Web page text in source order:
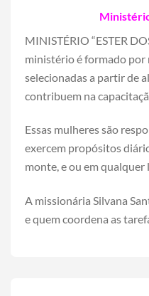
MINISTÉRIO “ESTER
ministério é formado por
selecionadas a partir de
contribuem na
Essas mulheres são
exercem propósitos
monte, e ou em qualquer
A missionária Silvana
e quem coordena as